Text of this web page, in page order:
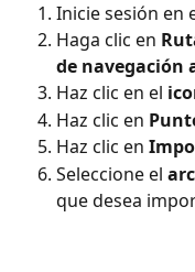
Inicie sesión en
Haga clic en
de navegación
Haz clic en el
Haz clic en
Haz clic en
Seleccione el
que desea